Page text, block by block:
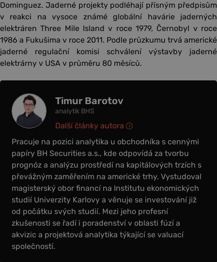
Dominguez. Jaderné projekty podléhají přísným předpisům
v reakci na vysoce známé globální havárie jaderných
elektráren Three Mile Island v roce 1979, Černobyl v roce
1986 a Fukušima v roce 2011. Podle průzkumu trvá americké
jaderné regulační komisi schválení výstavby jaderné
elektrárny v USA v průměru 80 měsíců.
Timur Barotov
analytik BHS
Pracuje na pozici analytika u obchodníka s cennými
papíry BH Securities a.s., kde odpovídá za tvorbu
prognóz a analýzu prostředí na kapitálových trzích s
převážným zaměřením na americké trhy. Vystudoval
magisterský obor financí na Institutu ekonomických
studií Univerzity Karlovy a věnuje se investování již
od počátku svých studií. Mezi jeho profesní
zkušenosti se řadí i poradenství v oblasti fúzí a
akvizic a projektová analytika týkající se valuací
společností.
Další články autora